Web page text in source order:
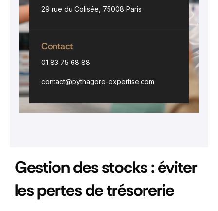
29 rue du Colisée, 75008 Paris
Contact
01 83 75 68 88
contact@pythagore-expertise.com
Gestion des stocks : éviter
les pertes de trésorerie